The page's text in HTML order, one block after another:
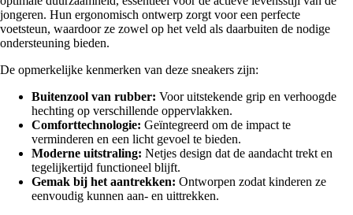
jongeren. Hun ergonomisch ontwerp zorgt voor een perfecte
voetsteun, waardoor ze zowel op het veld als daarbuiten de nodige
ondersteuning bieden.
De opmerkelijke kenmerken van deze sneakers zijn:
Buitenzool van rubber: Voor uitstekende grip en verhoogde
hechting op verschillende oppervlakken.
Comforttechnologie: Geïntegreerd om de impact te
verminderen en een licht gevoel te bieden.
Moderne uitstraling: Netjes design dat de aandacht trekt en
tegelijkertijd functioneel blijft.
Gemak bij het aantrekken: Ontworpen zodat kinderen ze
eenvoudig kunnen aan- en uittrekken.